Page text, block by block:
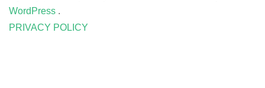
WordPress .
PRIVACY POLICY